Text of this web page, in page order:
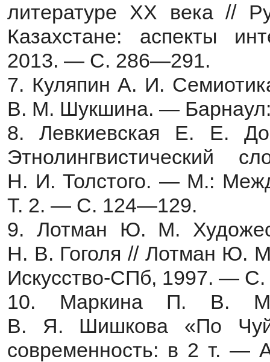
литературе ХХ века //
Казахстане: аспекты
2013. — С. 286—291.
7. Куляпин А. И.
В. М. Шукшина. —
8. Левкиевская Е. Е.
Н. И. Толстого. — М.:
Т. 2. — С. 124—129.
9. Лотман Ю. М.
Н. В. Гоголя // Лотман Ю.
Искусство-СПб, 1997. —
10. Маркина П. В.
В. Я. Шишкова «По
современность: в 2 т. —